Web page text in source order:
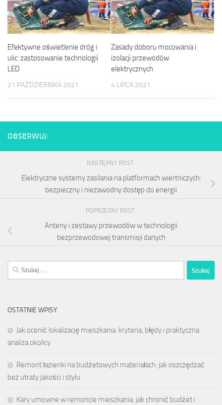
Efektywne oświetlenie dróg i
ulic: zastosowanie technologii
LED
21 PAŹDZIERNIKA 2021
Zasady doboru mocowania i
izolacji przewodów
elektrycznych
4 LIPCA 2021
OBSERWUJ:
NASTĘPNY POST
Elektryczne systemy zasilania na platformach wiertniczych:
bezpieczny i niezawodny dostęp do energii
POPRZEDNI POST
Anteny i zestawy przewodów w technologii
bezprzewodowej transmisji danych
Szukaj:
OSTATNIE WPISY
Jak ocenić lokalizację mieszkania: kryteria, błędy i praktyczna
analiza okolicy
Remont łazienki na budżetowych materiałach: jak oszczędzać
bez utraty jakości i stylu
Kary umowne w remoncie mieszkania: jak chronić budżet i